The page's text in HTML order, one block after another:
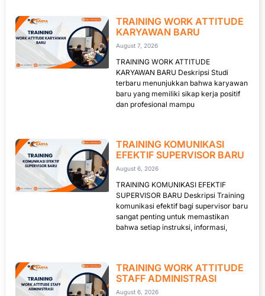
TRAINING WORK ATTITUDE
KARYAWAN BARU
August 7, 2026
TRAINING WORK ATTITUDE
KARYAWAN BARU Deskripsi Studi
terbaru menunjukkan bahwa karyawan
baru yang memiliki sikap kerja positif
dan profesional mampu
TRAINING KOMUNIKASI
EFEKTIF SUPERVISOR BARU
August 6, 2026
TRAINING KOMUNIKASI EFEKTIF
SUPERVISOR BARU Deskripsi Training
komunikasi efektif bagi supervisor baru
sangat penting untuk memastikan
bahwa setiap instruksi, informasi,
TRAINING WORK ATTITUDE
STAFF ADMINISTRASI
August 6, 2026